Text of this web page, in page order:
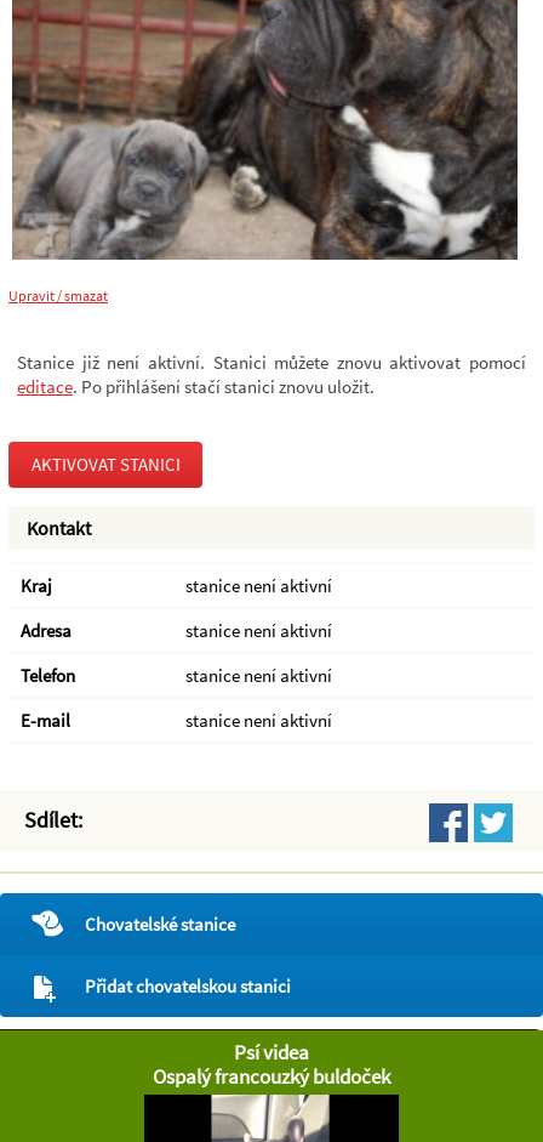
Upravit / smazat
Stanice již není aktivní. Stanici můžete znovu aktivovat pomocí
editace. Po přihlášení stačí stanici znovu uložit.
AKTIVOVAT STANICI
Kontakt
Kraj
stanice není aktivní
Adresa
stanice není aktivní
Telefon
stanice není aktivní
E-mail
stanice není aktivní
Sdílet:
Chovatelské stanice
Přidat chovatelskou stanici
Psí videa
Ospalý francouzký buldoček